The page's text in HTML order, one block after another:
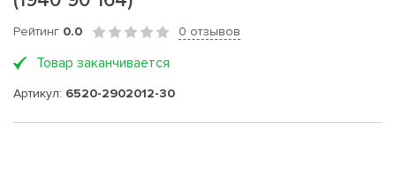
Рейтинг 0.0 0 отзывов
Товар заканчивается
Артикул: 6520-2902012-30